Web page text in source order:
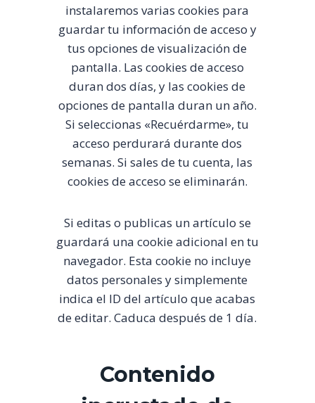
instalaremos varias cookies para
guardar tu información de acceso y
tus opciones de visualización de
pantalla. Las cookies de acceso
duran dos días, y las cookies de
opciones de pantalla duran un año.
Si seleccionas «Recuérdarme», tu
acceso perdurará durante dos
semanas. Si sales de tu cuenta, las
cookies de acceso se eliminarán.
Si editas o publicas un artículo se
guardará una cookie adicional en tu
navegador. Esta cookie no incluye
datos personales y simplemente
indica el ID del artículo que acabas
de editar. Caduca después de 1 día.
Contenido